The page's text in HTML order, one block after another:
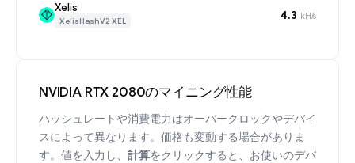
Xelis
XelisHashV2 XEL 4.3 kH/s
NVIDIA RTX 2080のマイニング性能
ハッシュレートや消費電力はオーバークロックやデバイ
スによって異なります。価格も変動する場合がありま
す。値を入力し、 計算をクリックすると、お使いのデバ